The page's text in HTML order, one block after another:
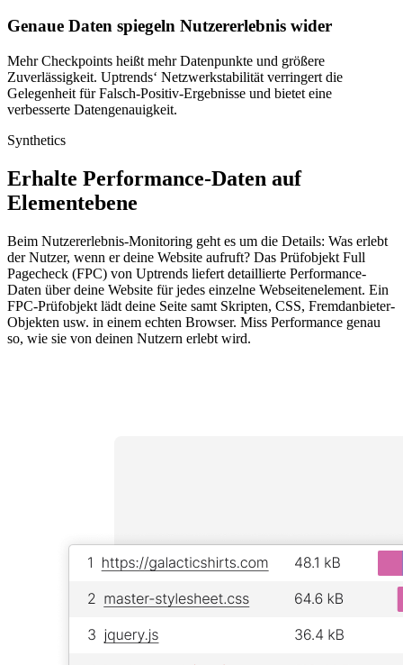
Genaue Daten spiegeln Nutzererlebnis wider
Mehr Checkpoints heißt mehr Datenpunkte und größere
Zuverlässigkeit. Uptrends‘ Netzwerkstabilität verringert die
Gelegenheit für Falsch-Positiv-Ergebnisse und bietet eine
verbesserte Datengenauigkeit.
Synthetics
Erhalte Performance-Daten auf
Elementebene
Beim Nutzererlebnis-Monitoring geht es um die Details: Was erlebt
der Nutzer, wenn er deine Website aufruft? Das Prüfobjekt Full
Pagecheck (FPC) von Uptrends liefert detaillierte Performance-
Daten über deine Website für jedes einzelne Webseitenelement. Ein
FPC-Prüfobjekt lädt deine Seite samt Skripten, CSS, Fremdanbieter-
Objekten usw. in einem echten Browser. Miss Performance genau
so, wie sie von deinen Nutzern erlebt wird.